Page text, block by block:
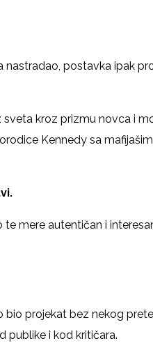
postavka ipak
sveta kroz prizmu novca i
Kennedy sa
te mere autentičan i
bio projekat bez nekog
publike i kod kritičara.